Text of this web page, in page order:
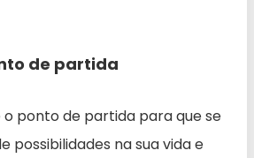
de partida
ponto de partida para que se
possibilidades na sua vida e